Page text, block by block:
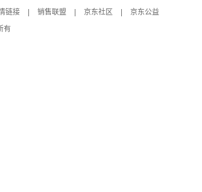
链接 销售联盟 京东社区
京东公益
有